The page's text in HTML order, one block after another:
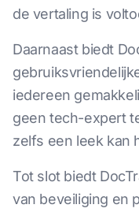
de vertaling is
Daarnaast biedt
iedereen
geen tech-expert
zelfs een leek kan
Tot slot biedt
van beveiliging en